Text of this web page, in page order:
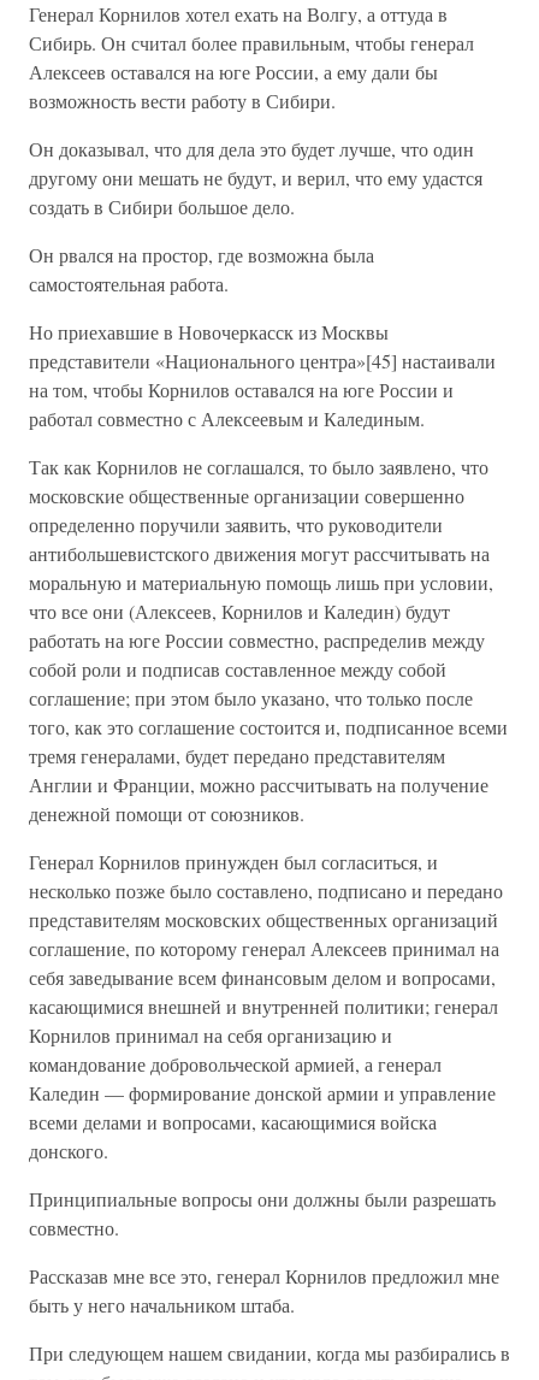
Генерал Корнилов хотел ехать на Волгу, а оттуда в
Сибирь. Он считал более правильным, чтобы генерал
Алексеев оставался на юге России, а ему дали бы
возможность вести работу в Сибири.
Он доказывал, что для дела это будет лучше, что один
другому они мешать не будут, и верил, что ему удастся
создать в Сибири большое дело.
Он рвался на простор, где возможна была
самостоятельная работа.
Но приехавшие в Новочеркасск из Москвы
представители «Национального центра»[45] настаивали
на том, чтобы Корнилов оставался на юге России и
работал совместно с Алексеевым и Калединым.
Так как Корнилов не соглашался, то было заявлено, что
московские общественные организации совершенно
определенно поручили заявить, что руководители
антибольшевистского движения могут рассчитывать на
моральную и материальную помощь лишь при условии,
что все они (Алексеев, Корнилов и Каледин) будут
работать на юге России совместно, распределив между
собой роли и подписав составленное между собой
соглашение; при этом было указано, что только после
того, как это соглашение состоится и, подписанное всеми
тремя генералами, будет передано представителям
Англии и Франции, можно рассчитывать на получение
денежной помощи от союзников.
Генерал Корнилов принужден был согласиться, и
несколько позже было составлено, подписано и передано
представителям московских общественных организаций
соглашение, по которому генерал Алексеев принимал на
себя заведывание всем финансовым делом и вопросами,
касающимися внешней и внутренней политики; генерал
Корнилов принимал на себя организацию и
командование добровольческой армией, а генерал
Каледин — формирование донской армии и управление
всеми делами и вопросами, касающимися войска
донского.
Принципиальные вопросы они должны были разрешать
совместно.
Рассказав мне все это, генерал Корнилов предложил мне
быть у него начальником штаба.
При следующем нашем свидании, когда мы разбирались в